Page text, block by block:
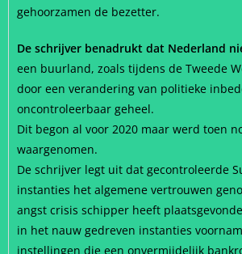
gehoorzamen de bezetter.
De schrijver benadrukt dat Nederland
een buurland, zoals tijdens de Tweede
door een verandering van politieke
oncontroleerbaar geheel.
Dit begon al voor 2020 maar werd toen
waargenomen.
De schrijver legt uit dat gecontroleerde
instanties het algemene vertrouwen
angst crisis schipper heeft
in het nauw gedreven instanties
instellingen die een onvermijdelijk